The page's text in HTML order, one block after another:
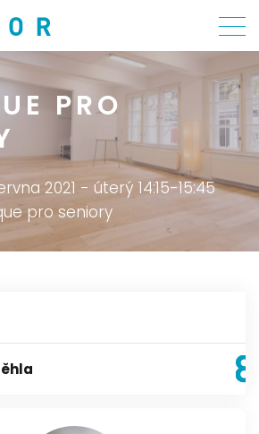
PRO
2021 - úterý 14:15-15:45
pro seniory